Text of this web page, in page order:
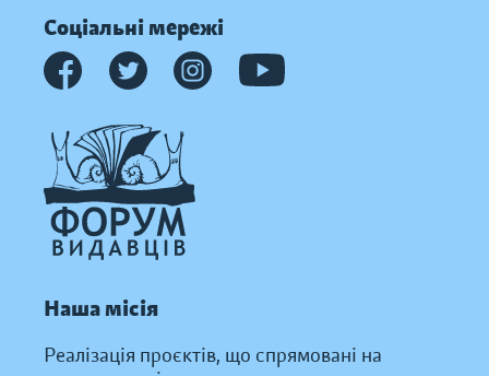
Соціальні мережі
Наша місія
Реалізація проєктів, що спрямовані на